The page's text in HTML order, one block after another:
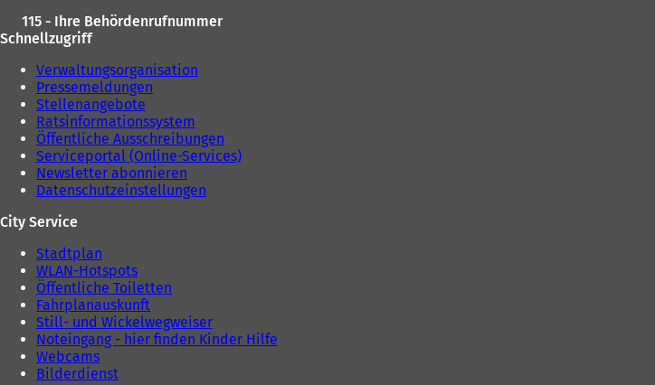
115 - Ihre Behördenrufnummer
Schnellzugriff
Verwaltungsorganisation
Pressemeldungen
Stellenangebote
Ratsinformationssystem
Öffentliche Ausschreibungen
Serviceportal (Online-Services)
Newsletter abonnieren
Datenschutzeinstellungen
City Service
Stadtplan
WLAN-Hotspots
Öffentliche Toiletten
Fahrplanauskunft
Still- und Wickelwegweiser
Noteingang - hier finden Kinder Hilfe
Webcams
Bilderdienst